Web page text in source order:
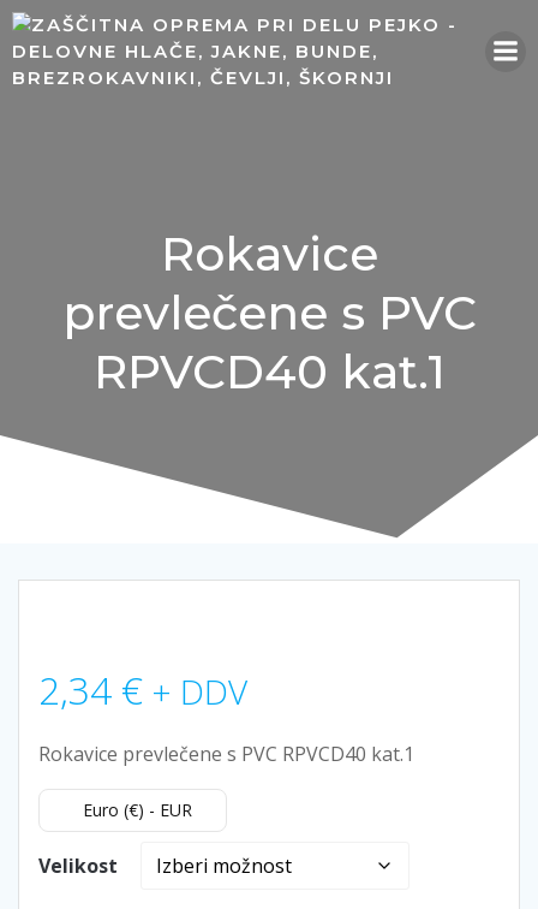
Skip
to
content
Rokavice
prevlečene s PVC
RPVCD40 kat.1
2,34 € + DDV
Rokavice prevlečene s PVC RPVCD40 kat.1
Euro (€) - EUR
Velikost